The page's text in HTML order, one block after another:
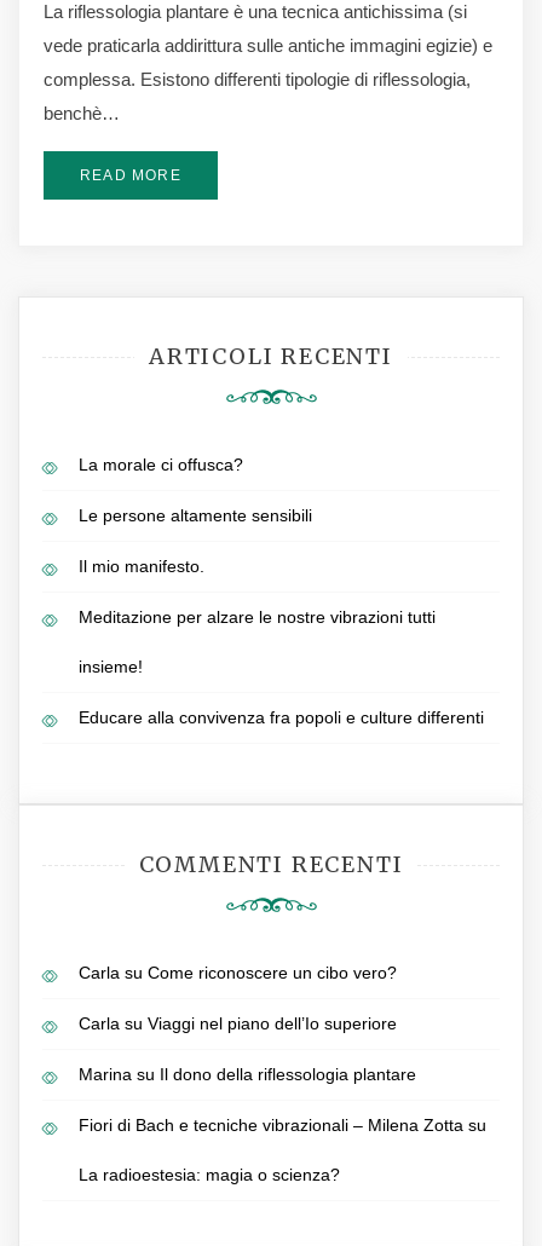
La riflessologia plantare è una tecnica antichissima (si
vede praticarla addirittura sulle antiche immagini egizie) e
complessa. Esistono differenti tipologie di riflessologia,
benchè…
READ MORE
ARTICOLI RECENTI
La morale ci offusca?
Le persone altamente sensibili
Il mio manifesto.
Meditazione per alzare le nostre vibrazioni tutti
insieme!
Educare alla convivenza fra popoli e culture differenti
COMMENTI RECENTI
Carla su Come riconoscere un cibo vero?
Carla su Viaggi nel piano dell’Io superiore
Marina su Il dono della riflessologia plantare
Fiori di Bach e tecniche vibrazionali – Milena Zotta su
La radioestesia: magia o scienza?